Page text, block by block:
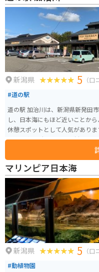
地も多いので、観光拠点としてもおすすめです。
川岳を一望できる絶景スポット
魚沼産コシヒカリを使った美味
憩場所にも最適
新潟県 5 （口
#道の駅
道の駅 加治川は、新潟県新発田
し、日本海にもほど近いことか
休憩スポットとして人気があります。 施設内には、地元の新鮮な農
売する直売所や、地元食材を使
特に、日本海の海の幸をふんだ
ったおむすびはおすすめです。 また、道の駅 加治川は、周辺に観光スポット
が多いのも魅力です。車で約10
散策を楽しむことができます。バ
を北上するルートもおすすめで
の雄大な景色を楽しむことができ
マリンピア日本海
新潟県 5 （口
#動植物園